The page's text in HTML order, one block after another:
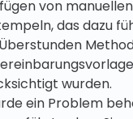
von manuellen
das dazu
wurden.
ein Problem